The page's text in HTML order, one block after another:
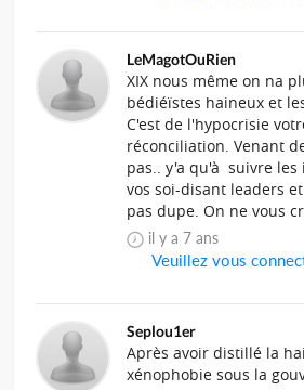
LeMagotOuRien
XIX nous même on na
bédiéïstes haineux et
C'est de l'hypocrisie
réconciliation. Venant
pas.. y'a qu'à suivre
vos soi-disant leaders
pas dupe. On ne vous
il y a 7 ans
Veuillez vous
Seplou1er
Après avoir distillé la
xénophobie sous la